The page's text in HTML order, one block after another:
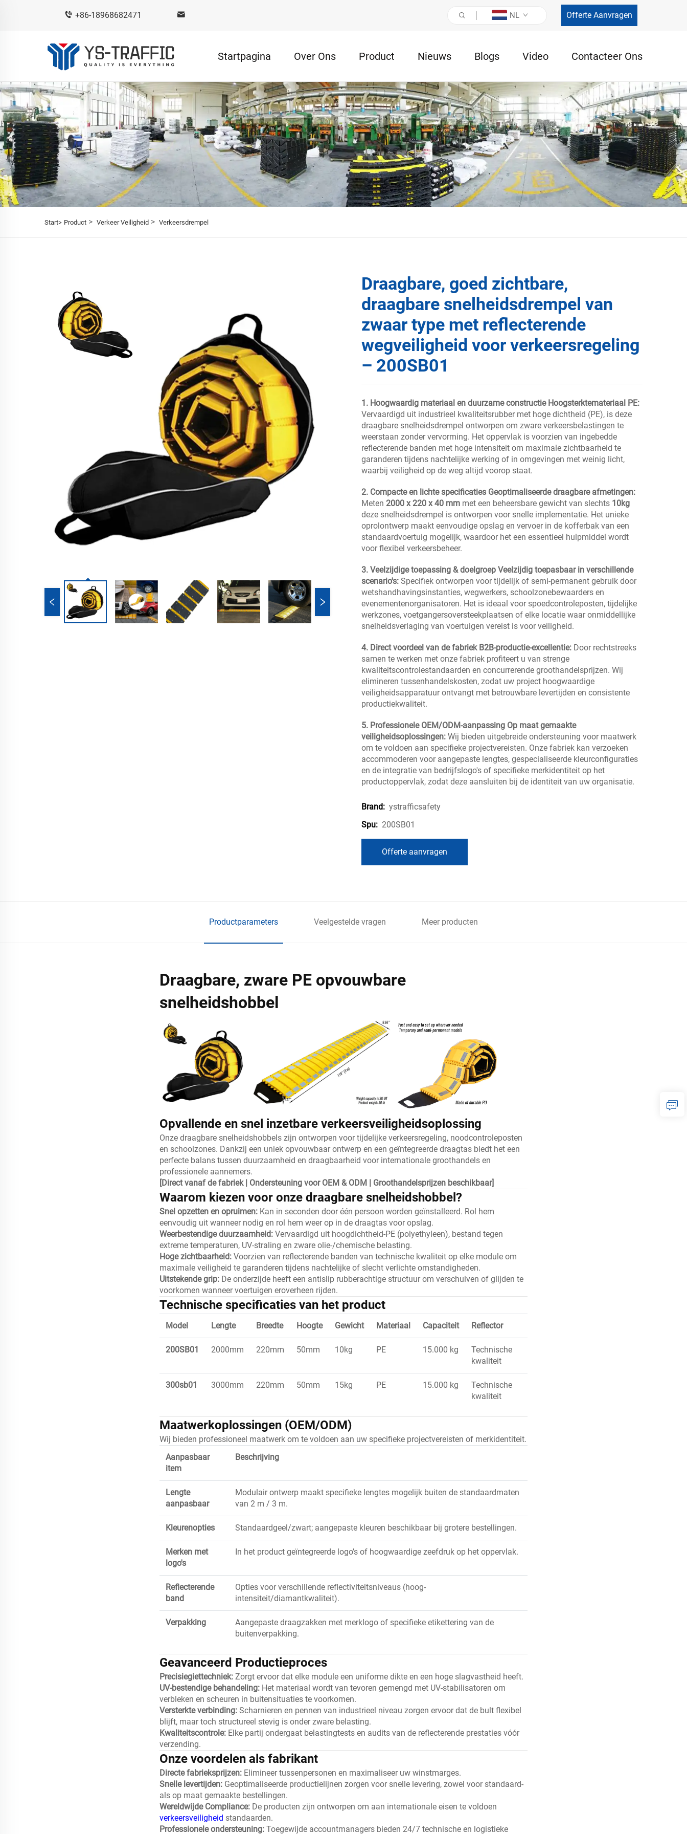
+86-18968682471 NL Offerte Aanvragen
Startpagina Over Ons Product Nieuws Blogs Video Contacteer Ons
Start> Product > Verkeer Veiligheid > Verkeersdrempel
Draagbare, goed zichtbare,
draagbare snelheidsdrempel van
zwaar type met reflecterende
wegveiligheid voor verkeersregeling
– 200SB01
1. Hoogwaardig materiaal en duurzame constructie Hoogsterktemateriaal PE:
Vervaardigd uit industrieel kwaliteitsrubber met hoge dichtheid (PE), is deze
draagbare snelheidsdrempel ontworpen om zware verkeersbelastingen te
weerstaan zonder vervorming. Het oppervlak is voorzien van ingebedde
reflecterende banden met hoge intensiteit om maximale zichtbaarheid te
garanderen tijdens nachtelijke werking of in omgevingen met weinig licht,
waarbij veiligheid op de weg altijd voorop staat.
2. Compacte en lichte specificaties Geoptimaliseerde draagbare afmetingen:
Meten2000 x 220 x 40 mm met een beheersbare gewicht van slechts 10kg
deze snelheidsdrempel is ontworpen voor snelle implementatie. Het unieke
oprolontwerp maakt eenvoudige opslag en vervoer in de kofferbak van een
standaardvoertuig mogelijk, waardoor het een essentieel hulpmiddel wordt
voor flexibel verkeersbeheer.
3. Veelzijdige toepassing & doelgroepVeelzijdig toepasbaar in verschillende
scenario's:Specifiek ontworpen voor tijdelijk of semi-permanent gebruik door
wetshandhavingsinstanties, wegwerkers, schoolzonebewaarders en
evenementenorganisatoren. Het is ideaal voor spoedcontroleposten, tijdelijke
werkzones, voetgangersoversteekplaatsen of elke locatie waar onmiddellijke
snelheidsverlaging van voertuigen vereist is voor veiligheid.
4. Direct voordeel van de fabriek B2B-productie-excellentie: Door rechtstreeks
samen te werken met onze fabriek profiteert u van strenge
kwaliteitscontrolestandaarden en concurrerende groothandelsprijzen. Wij
elimineren tussenhandelskosten, zodat uw project hoogwaardige
veiligheidsapparatuur ontvangt met betrouwbare levertijden en consistente
productiekwaliteit.
5. Professionele OEM/ODM-aanpassing Op maat gemaakte
veiligheidsoplossingen:Wij bieden uitgebreide ondersteuning voor maatwerk
om te voldoen aan specifieke projectvereisten. Onze fabriek kan verzoeken
accommoderen voor aangepaste lengtes, gespecialiseerde kleurconfiguraties
en de integratie van bedrijfslogo's of specifieke merkidentiteit op het
productoppervlak, zodat deze aansluiten bij de identiteit van uw organisatie.
Brand: ystrafficsafety
Spu: 200SB01
Offerte aanvragen
Productparameters Veelgestelde vragen Meer producten
Draagbare, zware PE opvouwbare
snelheidshobbel
Opvallende en snel inzetbare verkeersveiligheidsoplossing
Onze draagbare snelheidshobbels zijn ontworpen voor tijdelijke verkeersregeling, noodcontroleposten
en schoolzones. Dankzij een uniek opvouwbaar ontwerp en een geïntegreerde draagtas biedt het een
perfecte balans tussen duurzaamheid en draagbaarheid voor internationale groothandels en
professionele aannemers.
[Direct vanaf de fabriek | Ondersteuning voor OEM & ODM | Groothandelsprijzen beschikbaar]
Waarom kiezen voor onze draagbare snelheidshobbel?
Snel opzetten en opruimen: Kan in seconden door één persoon worden geïnstalleerd. Rol hem
eenvoudig uit wanneer nodig en rol hem weer op in de draagtas voor opslag.
Weerbestendige duurzaamheid: Vervaardigd uit hoogdichtheid-PE (polyethyleen), bestand tegen
extreme temperaturen, UV-straling en zware olie-/chemische belasting.
Hoge zichtbaarheid: Voorzien van reflecterende banden van technische kwaliteit op elke module om
maximale veiligheid te garanderen tijdens nachtelijke of slecht verlichte omstandigheden.
Uitstekende grip: De onderzijde heeft een antislip rubberachtige structuur om verschuiven of glijden te
voorkomen wanneer voertuigen eroverheen rijden.
Technische specificaties van het product
Model Lengte Breedte Hoogte Gewicht Materiaal Capaciteit Reflector
200SB01 2000mm 220mm 50mm 10kg PE 15.000 kg
Technische
kwaliteit
300sb01 3000mm 220mm 50mm 15kg PE 15.000 kg
Technische
kwaliteit
Maatwerkoplossingen (OEM/ODM)
Wij bieden professioneel maatwerk om te voldoen aan uw specifieke projectvereisten of merkidentiteit.
Aanpasbaar
item
Beschrijving
Lengte
aanpasbaar
Modulair ontwerp maakt specifieke lengtes mogelijk buiten de standaardmaten
van 2 m / 3 m.
Kleurenopties Standaardgeel/zwart; aangepaste kleuren beschikbaar bij grotere bestellingen.
Merken met
logo's
In het product geïntegreerde logo’s of hoogwaardige zeefdruk op het oppervlak.
Reflecterende
band
Opties voor verschillende reflectiviteitsniveaus (hoog-
intensiteit/diamantkwaliteit).
Verpakking
Aangepaste draagzakken met merklogo of specifieke etikettering van de
buitenverpakking.
Geavanceerd Productieproces
Precisiegiettechniek: Zorgt ervoor dat elke module een uniforme dikte en een hoge slagvastheid heeft.
UV-bestendige behandeling: Het materiaal wordt van tevoren gemengd met UV-stabilisatoren om
verbleken en scheuren in buitensituaties te voorkomen.
Versterkte verbinding: Scharnieren en pennen van industrieel niveau zorgen ervoor dat de bult flexibel
blijft, maar toch structureel stevig is onder zware belasting.
Kwaliteitscontrole: Elke partij ondergaat belastingtests en audits van de reflecterende prestaties vóór
verzending.
Onze voordelen als fabrikant
Directe fabrieksprijzen: Elimineer tussenpersonen en maximaliseer uw winstmarges.
Snelle levertijden: Geoptimaliseerde productielijnen zorgen voor snelle levering, zowel voor standaard-
als op maat gemaakte bestellingen.
Wereldwijde Compliance: De producten zijn ontworpen om aan internationale eisen te voldoen
verkeersveiligheid standaarden.
Professionele ondersteuning: Toegewijde accountmanagers bieden 24/7 technische en logistieke